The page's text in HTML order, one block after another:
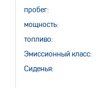
пробег:
мощность:
топливо:
Эмиссионный класс:
Сиденья: